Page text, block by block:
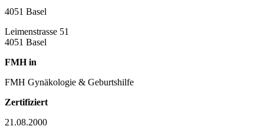
4051 Basel
Leimenstrasse 51
4051 Basel
FMH in
FMH Gynäkologie & Geburtshilfe
Zertifiziert
21.08.2000